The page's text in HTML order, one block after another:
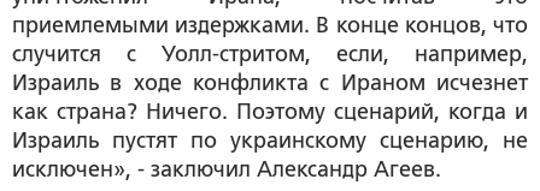
приемлемыми издержками. В конце концов, что
случится с Уолл-стритом, если, например,
Израиль в ходе конфликта с Ираном исчезнет
как страна? Ничего. Поэтому сценарий, когда и
Израиль пустят по украинскому сценарию, не
исключен», - заключил Александр Агеев.